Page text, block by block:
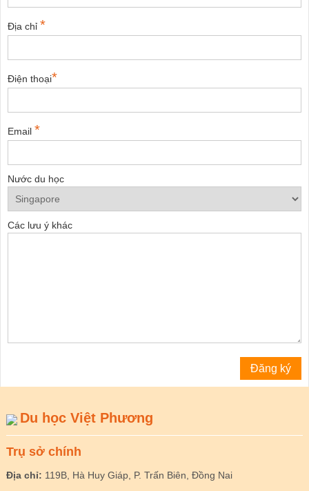
Địa chỉ *
Điện thoại*
Email *
Nước du học
Các lưu ý khác
Du học Việt Phương
Trụ sở chính
Địa chỉ: 119B, Hà Huy Giáp, P. Trấn Biên, Đồng Nai